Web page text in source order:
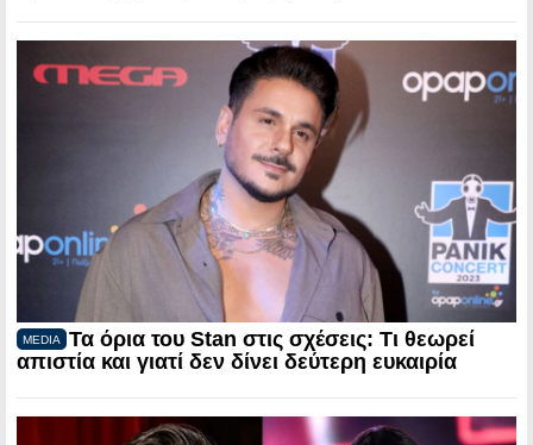
MEDIA
Τα όρια του Stan στις σχέσεις: Τι θεωρεί
απιστία και γιατί δεν δίνει δεύτερη ευκαιρία